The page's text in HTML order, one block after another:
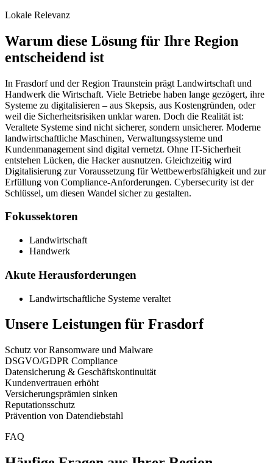
Lokale Relevanz
Warum diese Lösung für Ihre Region
entscheidend ist
In Frasdorf und der Region Traunstein prägt Landwirtschaft und
Handwerk die Wirtschaft. Viele Betriebe haben lange gezögert, ihre
Systeme zu digitalisieren – aus Skepsis, aus Kostengründen, oder
weil die Sicherheitsrisiken unklar waren. Doch die Realität ist:
Veraltete Systeme sind nicht sicherer, sondern unsicherer. Moderne
landwirtschaftliche Maschinen, Verwaltungssysteme und
Kundenmanagement sind digital vernetzt. Ohne IT-Sicherheit
entstehen Lücken, die Hacker ausnutzen. Gleichzeitig wird
Digitalisierung zur Voraussetzung für Wettbewerbsfähigkeit und zur
Erfüllung von Compliance-Anforderungen. Cybersecurity ist der
Schlüssel, um diesen Wandel sicher zu gestalten.
Fokussektoren
Landwirtschaft
Handwerk
Akute Herausforderungen
Landwirtschaftliche Systeme veraltet
Unsere Leistungen für Frasdorf
Schutz vor Ransomware und Malware
DSGVO/GDPR Compliance
Datensicherung & Geschäftskontinuität
Kundenvertrauen erhöht
Versicherungsprämien sinken
Reputationsschutz
Prävention von Datendiebstahl
FAQ